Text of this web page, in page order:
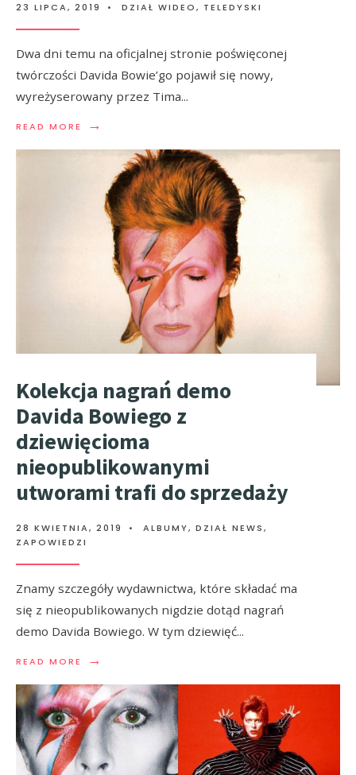
23 LIPCA, 2019 • DZIAŁ WIDEO, TELEDYSKI
Dwa dni temu na oficjalnej stronie poświęconej
twórczości Davida Bowie’go pojawił się nowy,
wyreżyserowany przez Tima...
READ MORE →
Kolekcja nagrań demo
Davida Bowiego z
dziewięcioma
nieopublikowanymi
utworami trafi do sprzedaży
28 KWIETNIA, 2019 • ALBUMY, DZIAŁ NEWS,
ZAPOWIEDZI
Znamy szczegóły wydawnictwa, które składać ma
się z nieopublikowanych nigdzie dotąd nagrań
demo Davida Bowiego. W tym dziewięć...
READ MORE →